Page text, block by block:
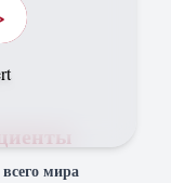
мира